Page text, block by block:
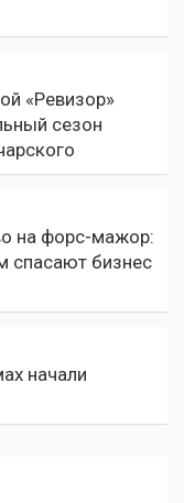
«Ревизор»
сезон
на форс-мажор:
спасают бизнес
начали